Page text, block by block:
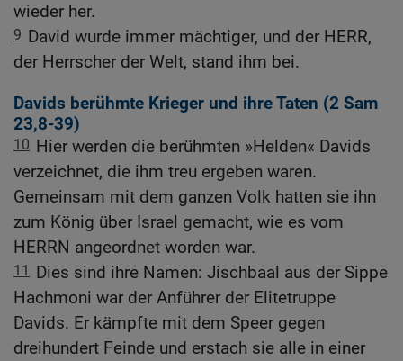
wieder her.
9 David wurde immer mächtiger, und der HERR,
der Herrscher der Welt, stand ihm bei.
Davids berühmte Krieger und ihre Taten (2 Sam
23,8-39)
10 Hier werden die berühmten »Helden« Davids
verzeichnet, die ihm treu ergeben waren.
Gemeinsam mit dem ganzen Volk hatten sie ihn
zum König über Israel gemacht, wie es vom
HERRN angeordnet worden war.
11 Dies sind ihre Namen: Jischbaal aus der Sippe
Hachmoni war der Anführer der Elitetruppe
Davids. Er kämpfte mit dem Speer gegen
dreihundert Feinde und erstach sie alle in einer